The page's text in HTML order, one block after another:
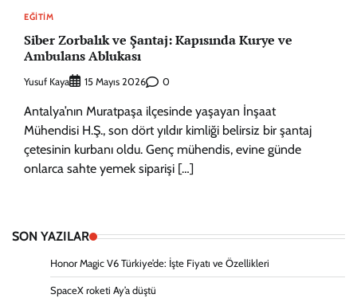
EĞITIM
Siber Zorbalık ve Şantaj: Kapısında Kurye ve
Ambulans Ablukası
Yusuf Kaya 15 Mayıs 2026 0
Antalya’nın Muratpaşa ilçesinde yaşayan İnşaat
Mühendisi H.Ş., son dört yıldır kimliği belirsiz bir şantaj
çetesinin kurbanı oldu. Genç mühendis, evine günde
onlarca sahte yemek siparişi […]
SON YAZILAR
Honor Magic V6 Türkiye’de: İşte Fiyatı ve Özellikleri
SpaceX roketi Ay’a düştü